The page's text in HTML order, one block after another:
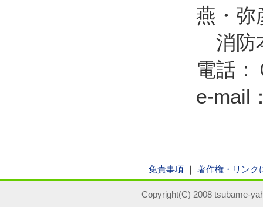
燕・弥彦
消防本
電話：０
e-mail
免責事項 著作権・リンク
Copyright(C) 2008 tsubame-